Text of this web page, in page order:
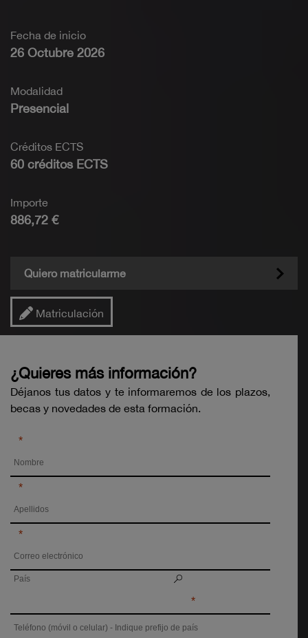
Fecha de inicio
26 Octubre 2026
Modalidad
Presencial
Créditos ECTS
60 créditos ECTS
Importe
886,72 €
Quiero matricularme
Matriculación
¿Quieres más información?
Déjanos tus datos y te informaremos de los plazos,
becas y novedades de esta formación.